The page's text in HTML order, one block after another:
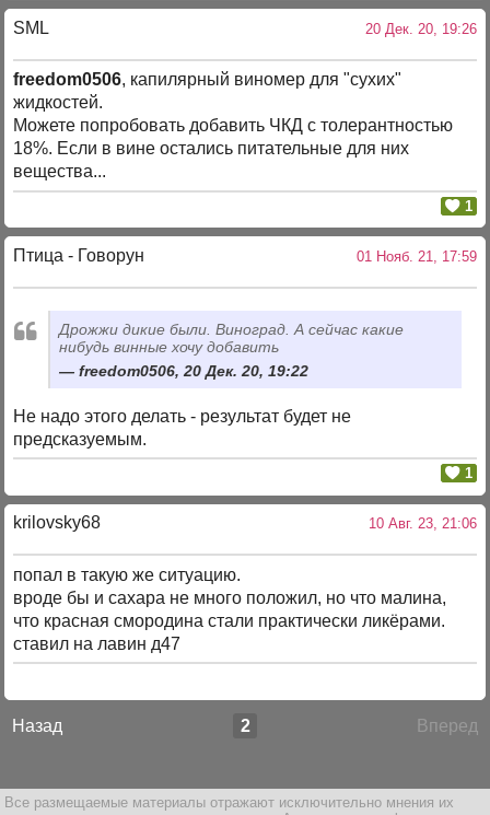
SML 20 Дек. 20, 19:26
freedom0506, капилярный виномер для "сухих"
жидкостей.
Можете попробовать добавить ЧКД с толерантностью
18%. Если в вине остались питательные для них
вещества...
1
Птица - Говорун 01 Нояб. 21, 17:59
Дрожжи дикие были. Виноград. А сейчас какие
нибудь винные хочу добавить
freedom0506, 20 Дек. 20, 19:22
Не надо этого делать - результат будет не
предсказуемым.
1
krilovsky68 10 Авг. 23, 21:06
попал в такую же ситуацию.
вроде бы и сахара не много положил, но что малина,
что красная смородина стали практически ликёрами.
ставил на лавин д47
Назад Вперед
2
Все размещаемые материалы отражают исключительно мнения их